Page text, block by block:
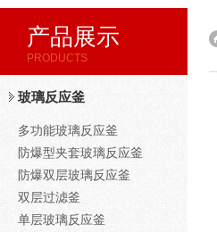
产品展示
PRODUCTS
玻璃反应釜
多功能玻璃反应釜
防爆型夹套玻璃反应釜
防爆双层玻璃反应釜
双层过滤釜
单层玻璃反应釜